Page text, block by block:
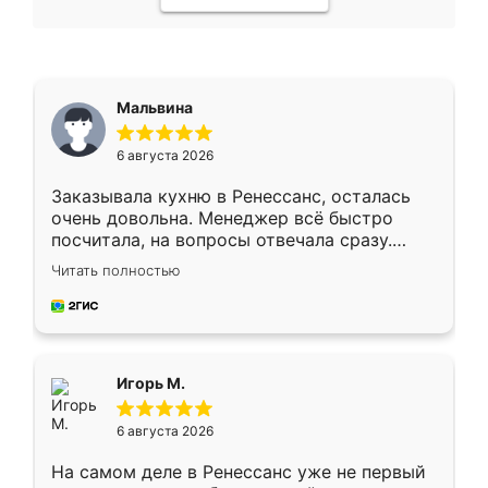
Мальвина
6 августа 2026
Заказывала кухню в Ренессанс, осталась
очень довольна. Менеджер всё быстро
посчитала, на вопросы отвечала сразу.
Замерщик приехал в субботу, подошёл к
делу со всей ответственностью. Собрали
за день, ребята работали аккуратно, даже
Читать полностью
Игорь М.
6 августа 2026
На самом деле в Ренессанс уже не первый